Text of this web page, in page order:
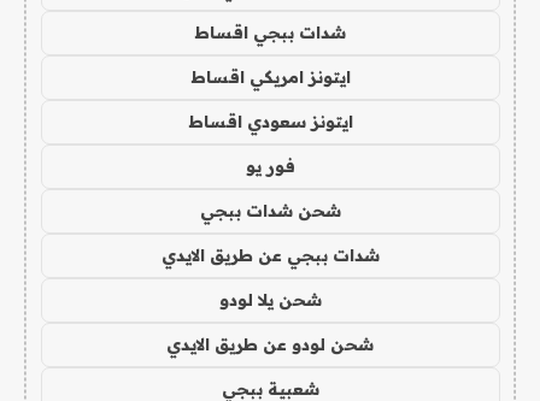
شدات ببجي اقساط
ايتونز امريكي اقساط
ايتونز سعودي اقساط
فور يو
شحن شدات ببجي
شدات ببجي عن طريق الايدي
شحن يلا لودو
شحن لودو عن طريق الايدي
شعبية ببجي